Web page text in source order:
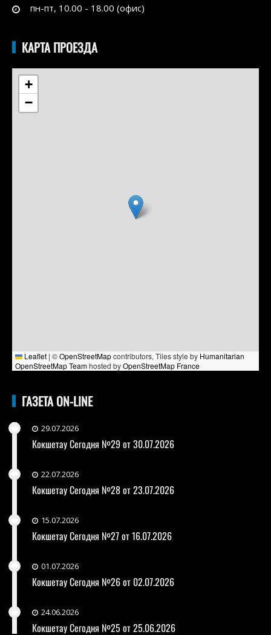
пн-пт, 10.00 - 18.00 (офис)
КАРТА ПРОЕЗДА
+
−
Leaflet | ©OpenStreetMapcontributors, Tiles style by Humanitarian
OpenStreetMap Teamhosted byOpenStreetMap France
ГАЗЕТА ON-LINE
29.07.2026
Кокшетау Сегодня №29 от 30.07.2026
22.07.2026
Кокшетау Сегодня №28 от 23.07.2026
15.07.2026
Кокшетау Сегодня №27 от 16.07.2026
01.07.2026
Кокшетау Сегодня №26 от 02.07.2026
24.06.2026
Кокшетау Сегодня №25 от 25.06.2026